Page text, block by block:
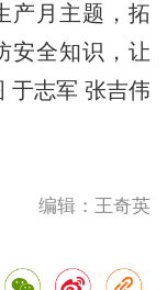
产月主题，拓
安全知识，让
于志军 张吉伟
编辑：王奇英